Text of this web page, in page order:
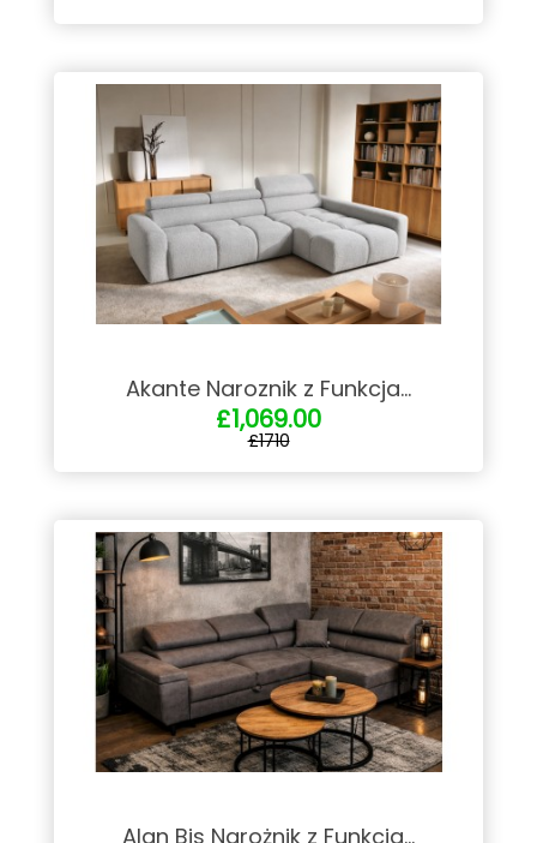
Akante Naroznik z Funkcja...
£1,069.00
£1710
Alan Bis Narożnik z Funkcja...